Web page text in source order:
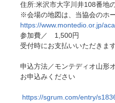
住所:米沢市大字川井108番地
※会場の地図は、当協会のホ
https://www.montedio.or.jp/
参加費／ 1,500円
受付時にお支払いいただきま
申込方法／モンテディオ山形
お申込みください
https://sgrum.com/entry/